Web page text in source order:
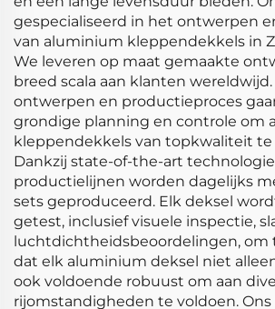
gespecialiseerd in het ontwerpen
van aluminium kleppendekkels in
We leveren op maat gemaakte
breed scala aan klanten wereldwijd.
ontwerpen en productieproces
grondige planning en controle om
kleppendekkels van topkwaliteit te
Dankzij state-of-the-art
productielijnen worden dagelijks
sets geproduceerd. Elk deksel
getest, inclusief visuele inspectie,
luchtdichtheidsbeoordelingen, om
dat elk aluminium deksel niet
ook voldoende robuust om aan
rijomstandigheden te voldoen.